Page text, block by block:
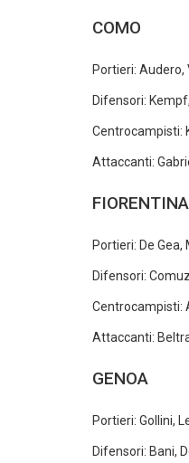
COMO
Portieri: Audero,
Difensori:
Centrocampisti:
Attaccanti:
FIORENTINA
Portieri: De Gea,
Difensori:
Centrocampisti:
Attaccanti:
GENOA
Portieri: Gollini,
Difensori: Bani,